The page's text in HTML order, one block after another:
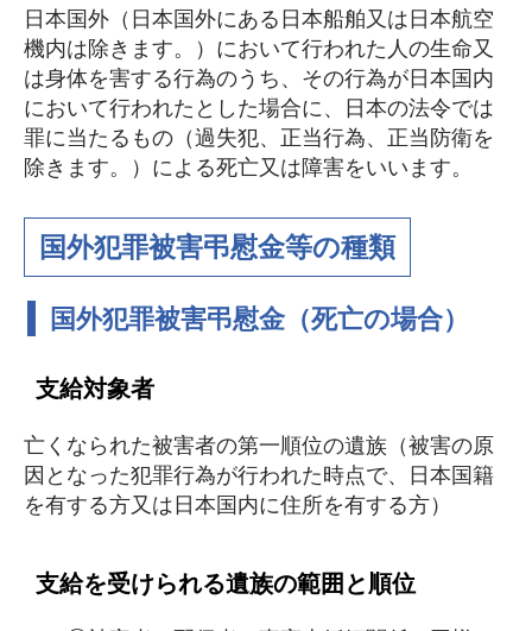
日本国外（日本国外にある日本船舶又は日本航空
機内は除きます。）において行われた人の生命又
は身体を害する行為のうち、その行為が日本国内
において行われたとした場合に、日本の法令では
罪に当たるもの（過失犯、正当行為、正当防衛を
除きます。）による死亡又は障害をいいます。
国外犯罪被害弔慰金等の種類
国外犯罪被害弔慰金（死亡の場合）
支給対象者
亡くなられた被害者の第一順位の遺族（被害の原
因となった犯罪行為が行われた時点で、日本国籍
を有する方又は日本国内に住所を有する方）
支給を受けられる遺族の範囲と順位